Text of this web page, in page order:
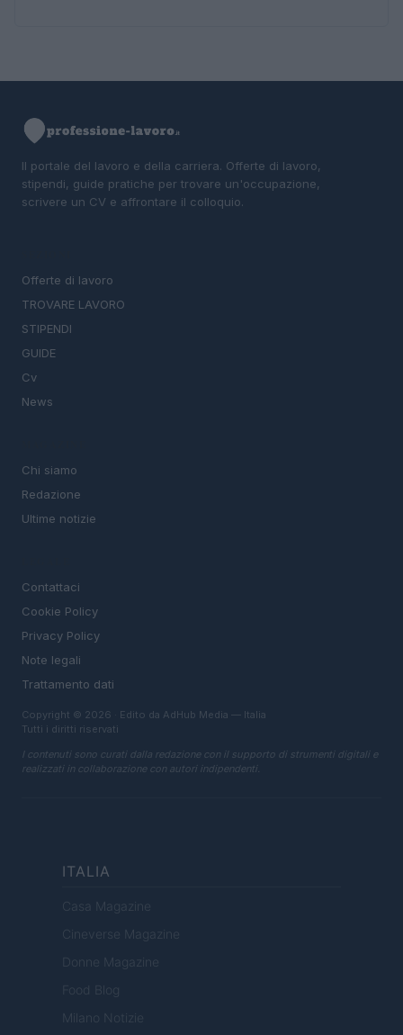
Il portale del lavoro e della carriera. Offerte di lavoro,
stipendi, guide pratiche per trovare un'occupazione,
scrivere un CV e affrontare il colloquio.
Offerte di lavoro
TROVARE LAVORO
STIPENDI
GUIDE
Cv
News
Chi siamo
Redazione
Ultime notizie
Contattaci
Cookie Policy
Privacy Policy
Note legali
Trattamento dati
Copyright © 2026 · Edito da AdHub Media — Italia
Tutti i diritti riservati
I contenuti sono curati dalla redazione con il supporto di strumenti digitali e
realizzati in collaborazione con autori indipendenti.
ITALIA
Casa Magazine
Cineverse Magazine
Donne Magazine
Food Blog
Milano Notizie